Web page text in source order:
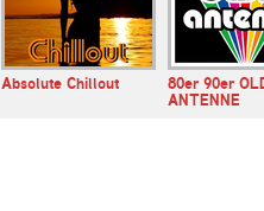
Absolute Chillout
80er 90er
ANTENNE